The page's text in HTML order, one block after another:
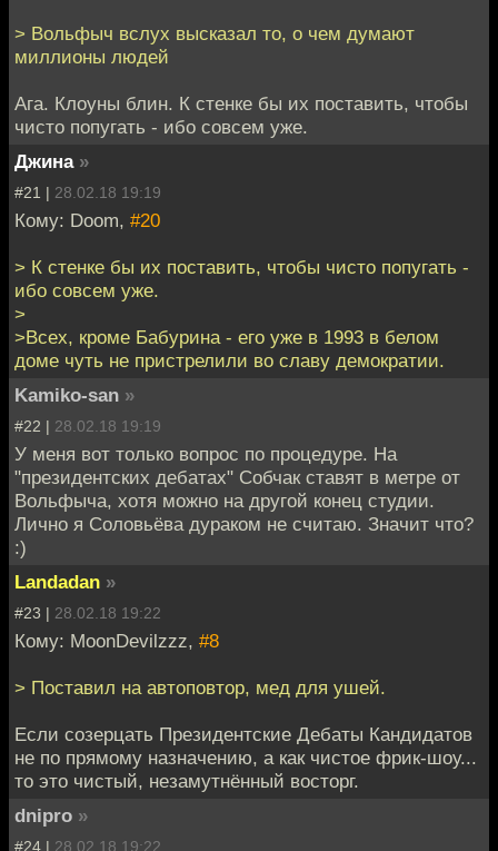
> Вольфыч вслух высказал то, о чем думают
миллионы людей
Ага. Клоуны блин. К стенке бы их поставить, чтобы
чисто попугать - ибо совсем уже.
Джина »
#21 | 28.02.18 19:19
Кому: Doom, #20
> К стенке бы их поставить, чтобы чисто попугать -
ибо совсем уже.
>
>Всех, кроме Бабурина - его уже в 1993 в белом
доме чуть не пристрелили во славу демократии.
Kamiko-san »
#22 | 28.02.18 19:19
У меня вот только вопрос по процедуре. На
"президентских дебатах" Собчак ставят в метре от
Вольфыча, хотя можно на другой конец студии.
Лично я Соловьёва дураком не считаю. Значит что?
:)
Landadan »
#23 | 28.02.18 19:22
Кому: MoonDevilzzz, #8
> Поставил на автоповтор, мед для ушей.
Если созерцать Президентские Дебаты Кандидатов
не по прямому назначению, а как чистое фрик-шоу...
то это чистый, незамутнённый восторг.
dnipro »
#24 | 28.02.18 19:22